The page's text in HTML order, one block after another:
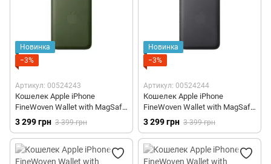
Новинка
−3%
Артикул: 00524243
Кошелек Apple iPhone
FineWoven Wallet with MagSafe
– Moss (MGH74)
3 299 грн 3 399 грн
Новинка
−3%
Артикул: 00524244
Кошелек Apple iPhone
FineWoven Wallet with MagSafe
– Black (MGHA4)
3 299 грн 3 399 грн